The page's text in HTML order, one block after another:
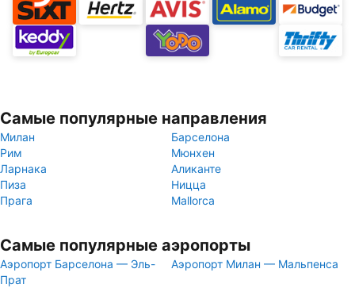
Самые популярные направления
Милан
Барселона
Рим
Мюнхен
Ларнака
Аликанте
Пиза
Ницца
Прага
Mallorca
Самые популярные аэропорты
Аэропорт Барселона — Эль-
Прат
Аэропорт Милан — Мальпенса